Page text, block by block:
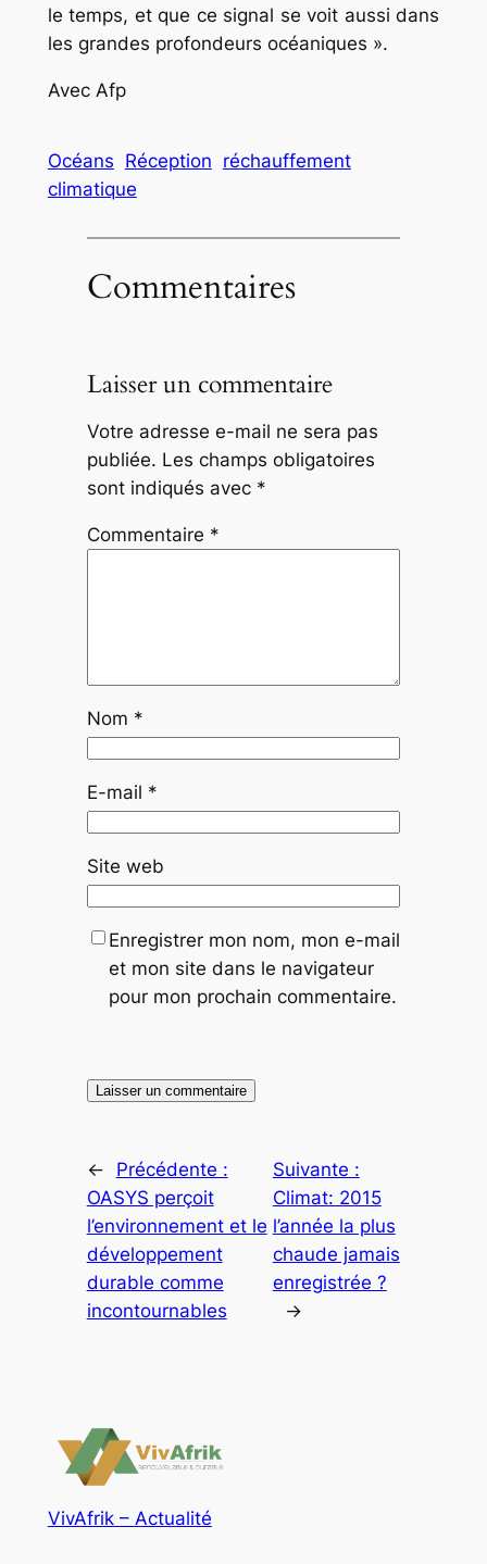
le temps, et que ce signal se voit aussi dans
les grandes profondeurs océaniques ».
Avec Afp
Océans Réception réchauffement
climatique
Commentaires
Laisser un commentaire
Votre adresse e-mail ne sera pas
publiée. Les champs obligatoires
sont indiqués avec *
Commentaire *
Nom *
E-mail *
Site web
Enregistrer mon nom, mon e-mail
et mon site dans le navigateur
pour mon prochain commentaire.
←
Précédente :
OASYS perçoit
l’environnement et le
développement
durable comme
incontournables
Suivante :
Climat: 2015
l’année la plus
chaude jamais
enregistrée ?
→
VivAfrik – Actualité